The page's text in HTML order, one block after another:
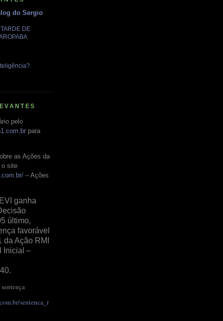
do Sergio
DE
pelo
para
as Ações da
o site
– Ações
ganha
último,
favorável
da Ação RMI
Inicial –
sentenca_r